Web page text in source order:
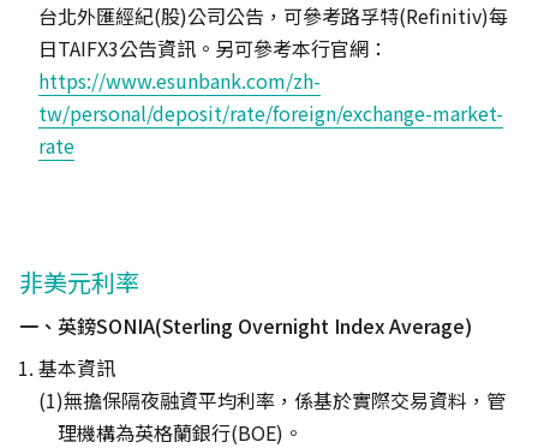
台北外匯經紀(股)公司公告，可參考路孚特(Refinitiv)每
日TAIFX3公告資訊。另可參考本行官網：
https://www.esunbank.com/zh-
tw/personal/deposit/rate/foreign/exchange-market-
rate
非美元利率
一、英鎊SONIA(Sterling Overnight Index Average)
基本資訊
無擔保隔夜融資平均利率，係基於實際交易資料，管
理機構為英格蘭銀行(BOE)。